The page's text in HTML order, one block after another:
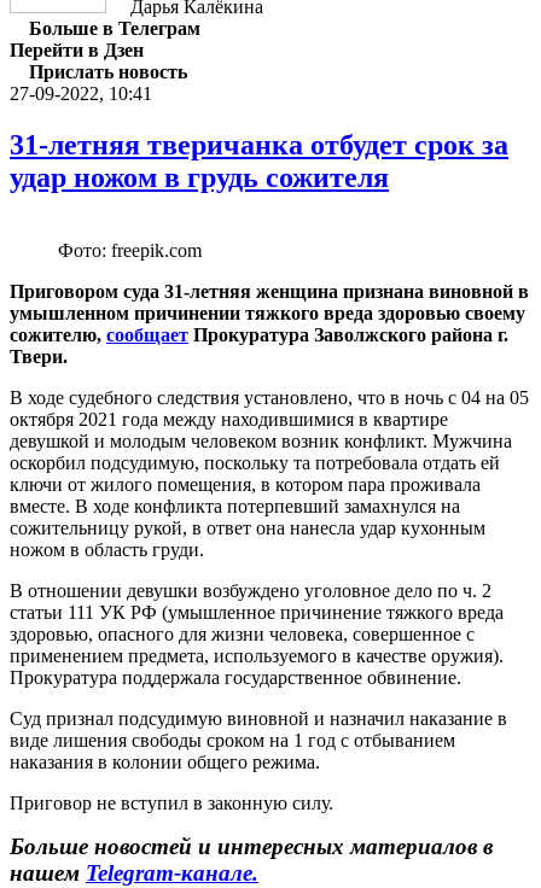
Дарья Калёкина
Больше в Телеграм
Перейти в Дзен
Прислать новость
27-09-2022, 10:41
31-летняя тверичанка отбудет срок за
удар ножом в грудь сожителя
Фото: freepik.com
Приговором суда 31-летняя женщина признана виновной в
умышленном причинении тяжкого вреда здоровью своему
сожителю, сообщает Прокуратура Заволжского района г.
Твери.
В ходе судебного следствия установлено, что в ночь с 04 на 05
октября 2021 года между находившимися в квартире
девушкой и молодым человеком возник конфликт. Мужчина
оскорбил подсудимую, поскольку та потребовала отдать ей
ключи от жилого помещения, в котором пара проживала
вместе. В ходе конфликта потерпевший замахнулся на
сожительницу рукой, в ответ она нанесла удар кухонным
ножом в область груди.
В отношении девушки возбуждено уголовное дело по ч. 2
статьи 111 УК РФ (умышленное причинение тяжкого вреда
здоровью, опасного для жизни человека, совершенное с
применением предмета, используемого в качестве оружия).
Прокуратура поддержала государственное обвинение.
Суд признал подсудимую виновной и назначил наказание в
виде лишения свободы сроком на 1 год с отбыванием
наказания в колонии общего режима.
Приговор не вступил в законную силу.
Больше новостей и интересных материалов в
нашем Telegram-канале.